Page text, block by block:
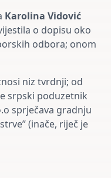
Karolina Vidović
o dopisu oko
odbora; onom
niz tvrdnji; od
srpski poduzetnik
sprječava gradnju
(inače, riječ je